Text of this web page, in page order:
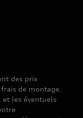
des prix
de montage.
et les éventuels